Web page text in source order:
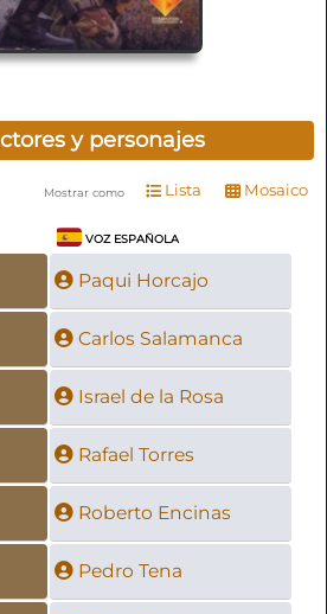
y personajes
Mostrar como Lista Mosaico
VOZ ESPAÑOLA
Paqui Horcajo
Carlos Salamanca
Israel de la Rosa
Rafael Torres
Roberto Encinas
Pedro Tena